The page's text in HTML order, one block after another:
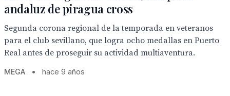
andaluz de piragua cross
Segunda corona regional de la temporada en veteranos
para el club sevillano, que logra ocho medallas en Puerto
Real antes de proseguir su actividad multiaventura.
MEGA • hace 9 años